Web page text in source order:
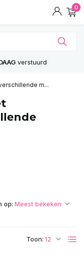
0
verstuurd
m...
Toon:
op: